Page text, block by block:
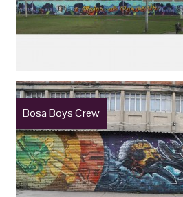
Bosa Boys Crew